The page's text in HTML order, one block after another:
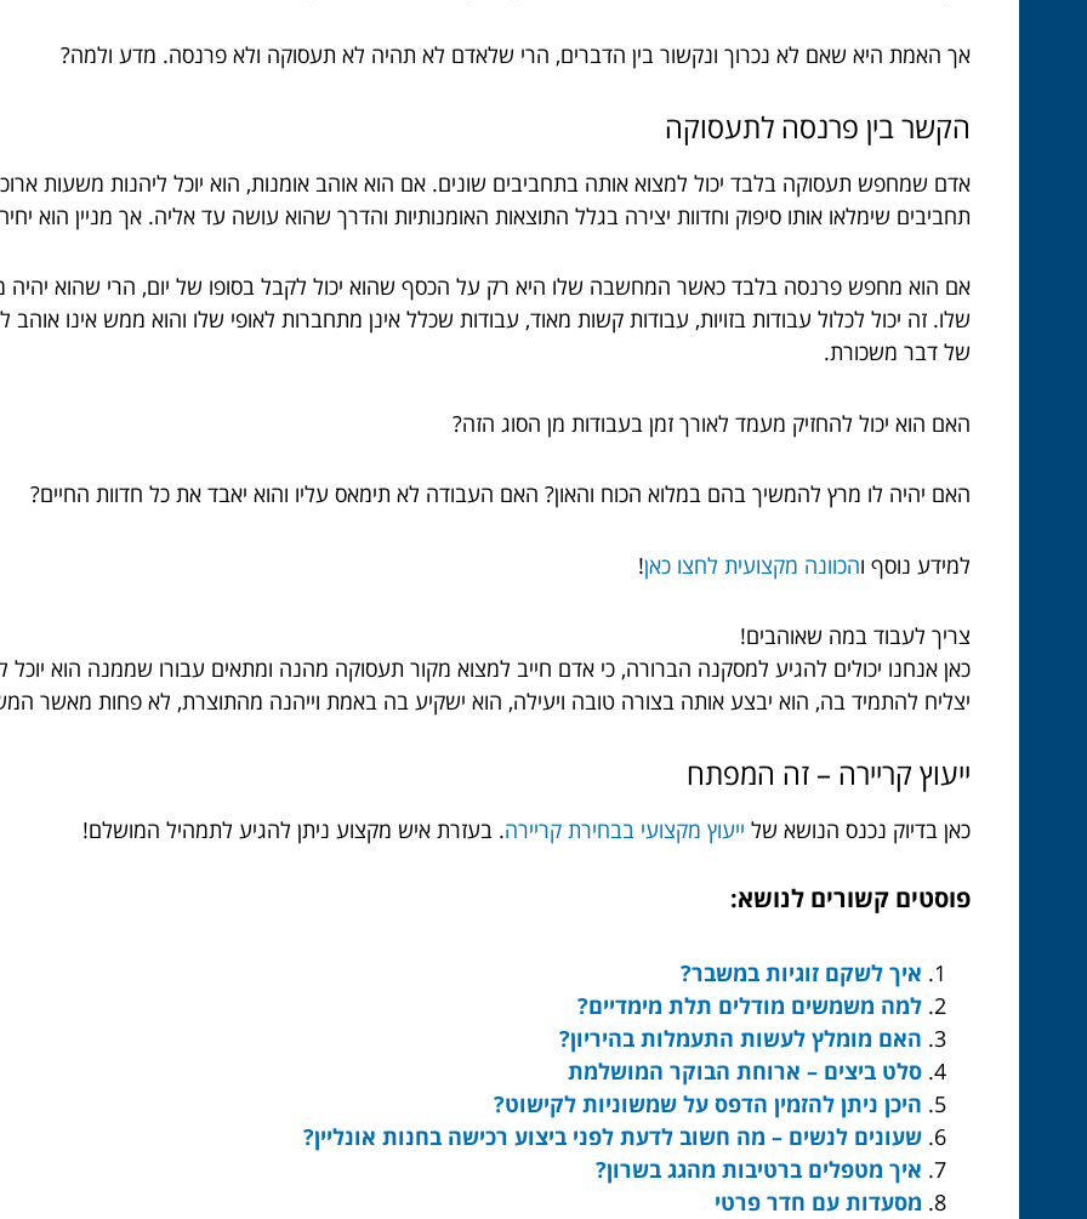
אך האמת היא שאם לא נכרוך ונקשור בין הדברים, הרי שלאדם לא תהיה לא תעסוקה ולא פרנסה. מדע ולמה?
הקשר בין פרנסה לתעסוקה
אדם שמחפש תעסוקה בלבד יכול למצוא אותה בתחביבים שונים. אם הוא אוהב אומנות, הוא יוכל ליהנות משעות
תחביבים שימלאו אותו סיפוק וחדוות יצירה בגלל התוצאות האומנותיות והדרך שהוא עושה עד אליה. אך מניין הוא
אם הוא מחפש פרנסה בלבד כאשר המחשבה שלו היא רק על הכסף שהוא יכול לקבל בסופו של יום, הרי שהוא יהיה
שלו. זה יכול לכלול עבודות בזויות, עבודות קשות מאוד, עבודות שכלל אינן מתחברות לאופי שלו והוא ממש אינו
של דבר משכורת.
האם הוא יכול להחזיק מעמד לאורך זמן בעבודות מן הסוג הזה?
האם יהיה לו מרץ להמשיך בהם במלוא הכוח והאון? האם העבודה לא תימאס עליו והוא יאבד את כל חדוות החיים?
למידע נוסף והכוונה מקצועית לחצו כאן!
צריך לעבוד במה שאוהבים!
כאן אנחנו יכולים להגיע למסקנה הברורה, כי אדם חייב למצוא מקור תעסוקה מהנה ומתאים עבורו שממנה הוא
יצליח להתמיד בה, הוא יבצע אותה בצורה טובה ויעילה, הוא ישקיע בה באמת וייהנה מהתוצרת, לא פחות מאשר
ייעוץ קריירה – זה המפתח
כאן בדיוק נכנס הנושא של ייעוץ מקצועי בבחירת קריירה. בעזרת איש מקצוע ניתן להגיע לתמהיל המושלם!
פוסטים קשורים לנושא:
איך לשקם זוגיות במשבר?
למה משמשים מודלים תלת מימדיים?
האם מומלץ לעשות התעמלות בהיריון?
סלט ביצים – ארוחת הבוקר המושלמת
היכן ניתן להזמין הדפס על שמשוניות לקישוט?
שעונים לנשים – מה חשוב לדעת לפני ביצוע רכישה בחנות אונליין?
איך מטפלים ברטיבות מהגג בשרון?
מסעדות עם חדר פרטי